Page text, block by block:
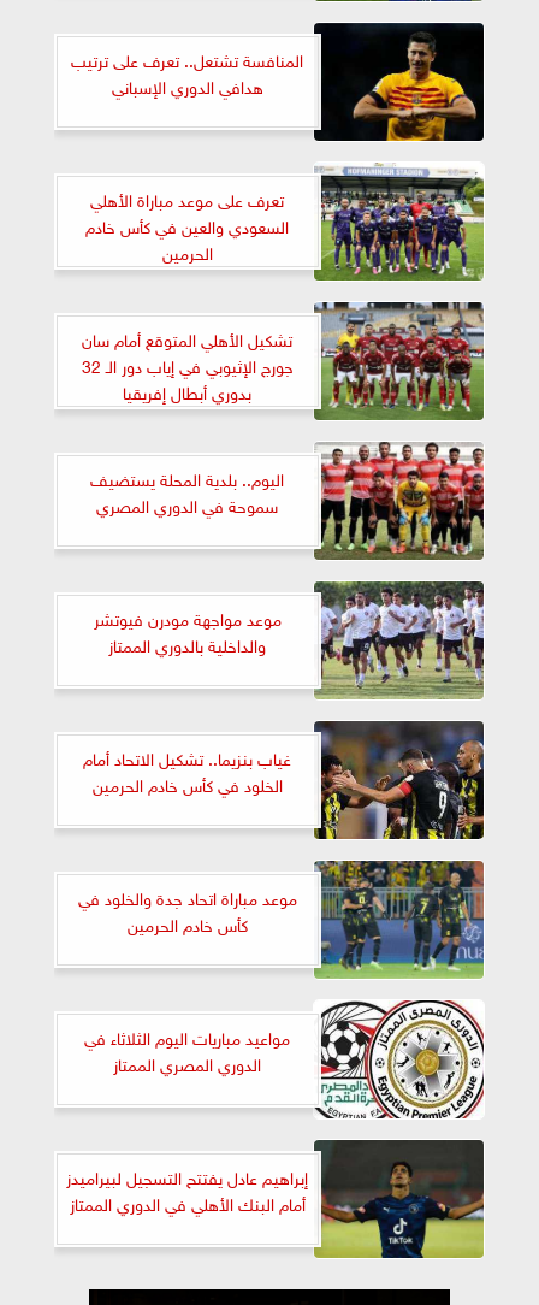
المنافسة تشتعل.. تعرف على ترتيب
هدافي الدوري الإسباني
تعرف على موعد مباراة الأهلي
السعودي والعين في كأس خادم
الحرمين
تشكيل الأهلي المتوقع أمام سان
جورج الإثيوبي في إياب دور الـ 32
بدوري أبطال إفريقيا
اليوم.. بلدية المحلة يستضيف
سموحة في الدوري المصري
موعد مواجهة مودرن فيوتشر
والداخلية بالدوري الممتاز
غياب بنزيما.. تشكيل الاتحاد أمام
الخلود في كأس خادم الحرمين
موعد مباراة اتحاد جدة والخلود في
كأس خادم الحرمين
مواعيد مباريات اليوم الثلاثاء في
الدوري المصري الممتاز
إبراهيم عادل يفتتح التسجيل لبيراميدز
أمام البنك الأهلي في الدوري الممتاز